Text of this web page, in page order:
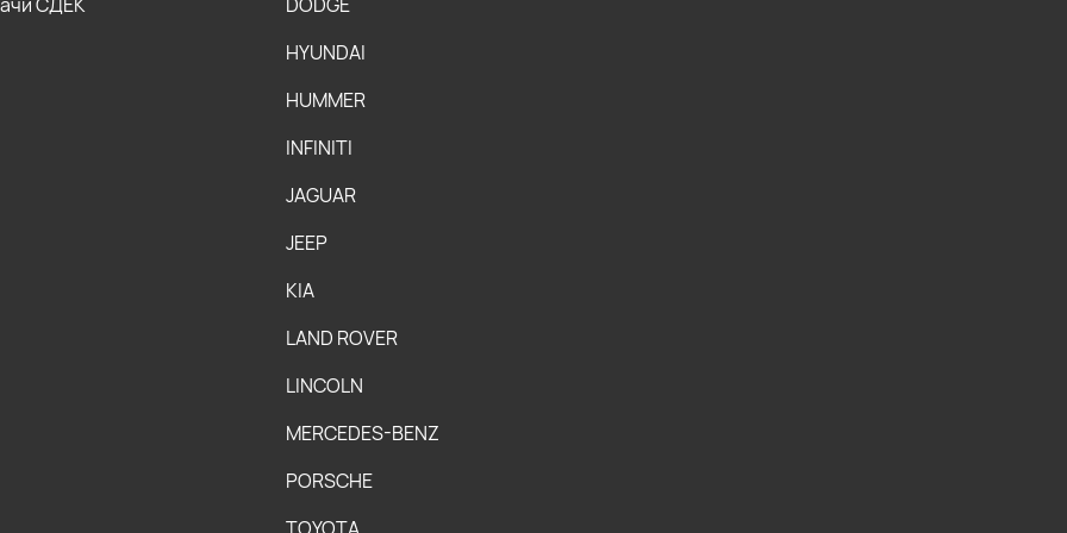
HYUNDAI
HUMMER
INFINITI
JAGUAR
JEEP
KIA
LAND ROVER
LINCOLN
MERCEDES-BENZ
PORSCHE